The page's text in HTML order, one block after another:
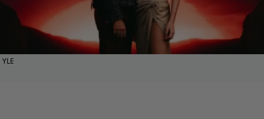
YLE